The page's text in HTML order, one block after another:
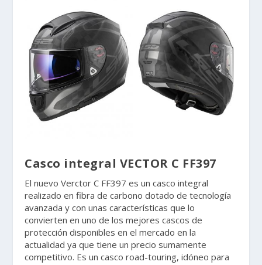
Casco integral VECTOR C FF397
El nuevo Verctor C FF397 es un casco integral
realizado en fibra de carbono dotado de tecnología
avanzada y con unas características que lo
convierten en uno de los mejores cascos de
protección disponibles en el mercado en la
actualidad ya que tiene un precio sumamente
competitivo. Es un casco road-touring, idóneo para